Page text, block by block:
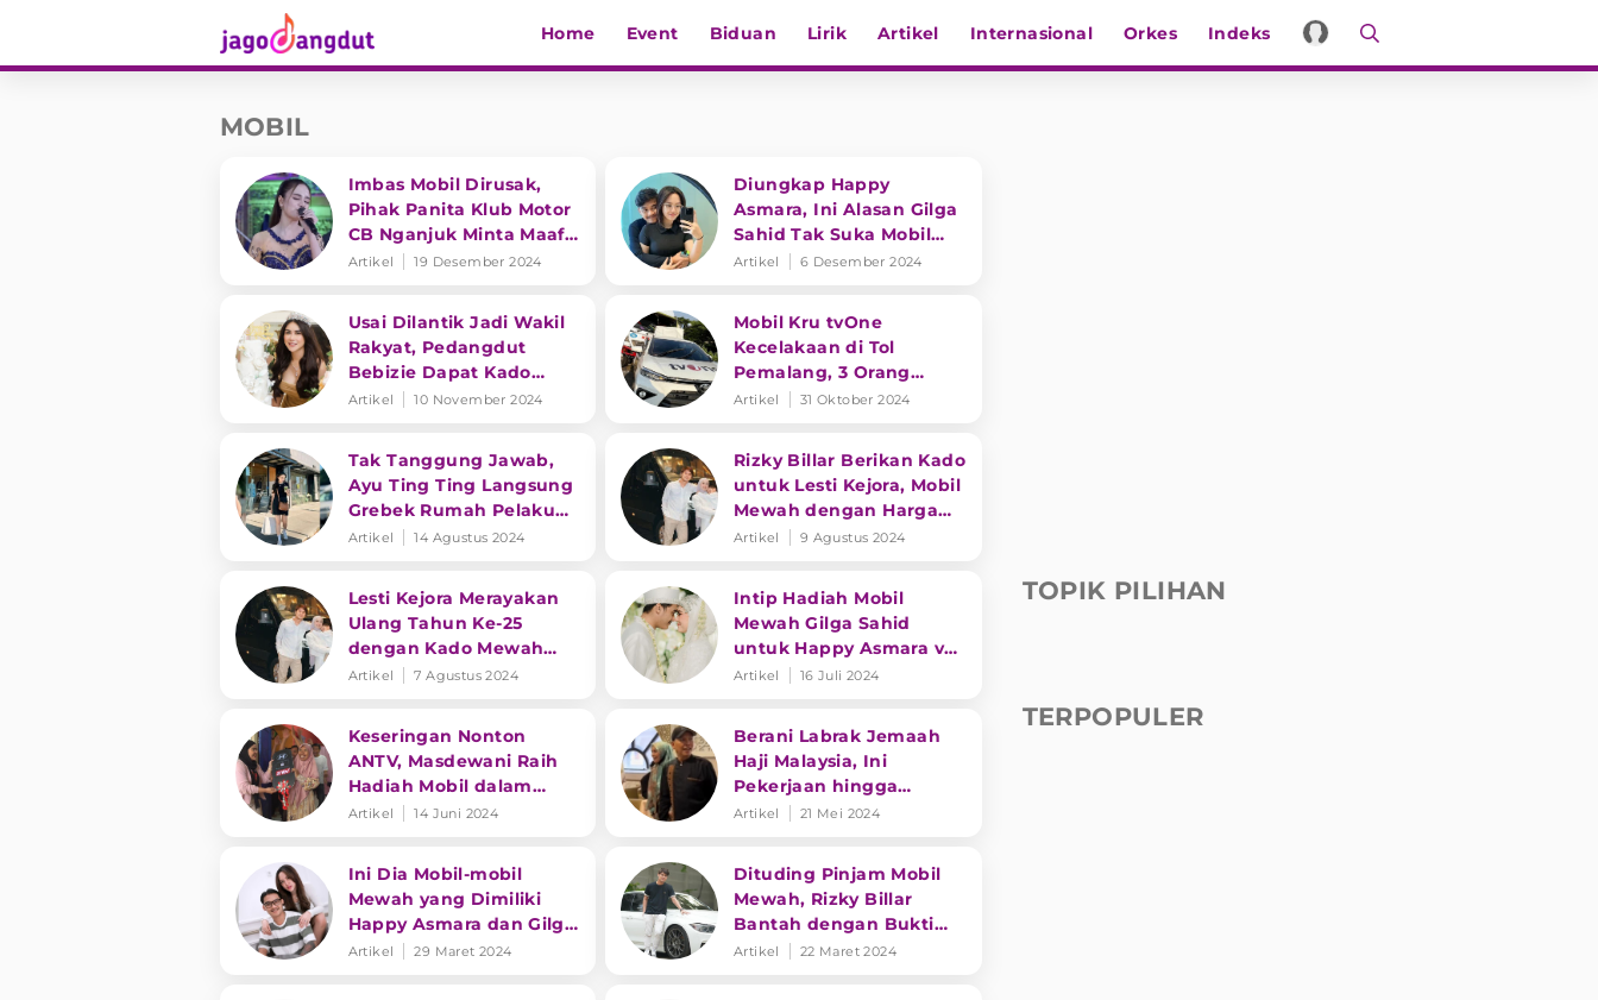
Home Event Biduan Lirik Artikel Internasional Orkes Indeks
MOBIL
Imbas Mobil Dirusak,
Pihak Panita Klub Motor
CB Nganjuk Minta Maaf
dan Tanggung Jawab ke
Artikel 19 Desember 2024
Diungkap Happy
Asmara, Ini Alasan Gilga
Sahid Tak Suka Mobil
Mewah
Artikel 6 Desember 2024
Usai Dilantik Jadi Wakil
Rakyat, Pedangdut
Bebizie Dapat Kado
Mobil Mewah
Artikel 10 November 2024
Mobil Kru tvOne
Kecelakaan di Tol
Pemalang, 3 Orang
Meninggal Dunia
Artikel 31 Oktober 2024
Tak Tanggung Jawab,
Ayu Ting Ting Langsung
Grebek Rumah Pelaku
yang Menyerempet
Artikel 14 Agustus 2024
Rizky Billar Berikan Kado
untuk Lesti Kejora, Mobil
Mewah dengan Harga
Fantastis
Artikel 9 Agustus 2024
Lesti Kejora Merayakan
Ulang Tahun Ke-25
dengan Kado Mewah
dari Rizky Billar
Artikel 7 Agustus 2024
Intip Hadiah Mobil
Mewah Gilga Sahid
untuk Happy Asmara vs
Orang Tua
Artikel 16 Juli 2024
Keseringan Nonton
ANTV, Masdewani Raih
Hadiah Mobil dalam
Program Sawer Rejeki
Artikel 14 Juni 2024
Berani Labrak Jemaah
Haji Malaysia, Ini
Pekerjaan hingga
Koleksi Mobil Ayah Ayu
Artikel 21 Mei 2024
Ini Dia Mobil-mobil
Mewah yang Dimiliki
Happy Asmara dan Gilga
Sahid
Artikel 29 Maret 2024
Dituding Pinjam Mobil
Mewah, Rizky Billar
Bantah dengan Bukti
Chat dan Transaksi
Artikel 22 Maret 2024
TOPIK PILIHAN
TERPOPULER